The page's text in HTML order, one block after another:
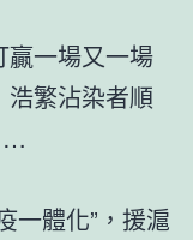
一場又一場
繁沾染者順
體化”，援滬